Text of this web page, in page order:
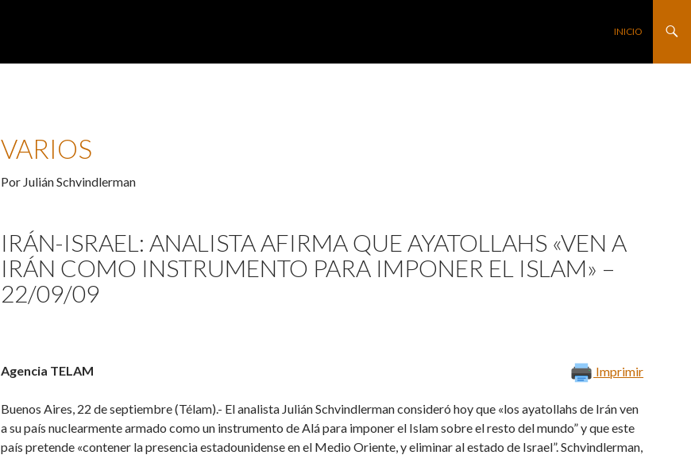
SALTAR AL
INICIO
VARIOS
Por Julián Schvindlerman
IRÁN-ISRAEL: ANALISTA AFIRMA QUE AYATOLLAHS «VEN A
IRÁN COMO INSTRUMENTO PARA IMPONER EL ISLAM» –
22/09/09
Imprimir
Agencia TELAM
Buenos Aires, 22 de septiembre (Télam).- El analista Julián Schvindlerman consideró hoy que «los ayatollahs de Irán ven
a su país nuclearmente armado como un instrumento de Alá para imponer el Islam sobre el resto del mundo” y que este
país pretende «contener la presencia estadounidense en el Medio Oriente, y eliminar al estado de Israel”. Schvindlerman,